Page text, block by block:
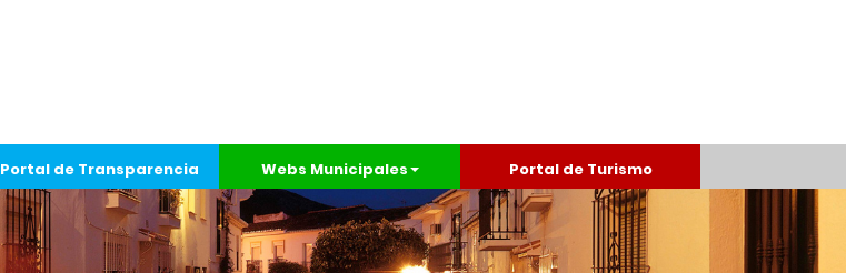
Portal de Transparencia Webs Municipales Portal de Turismo